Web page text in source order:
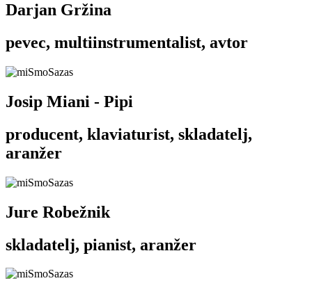
Darjan Gržina
pevec, multiinstrumentalist, avtor
Josip Miani - Pipi
producent, klaviaturist, skladatelj,
aranžer
Jure Robežnik
skladatelj, pianist, aranžer